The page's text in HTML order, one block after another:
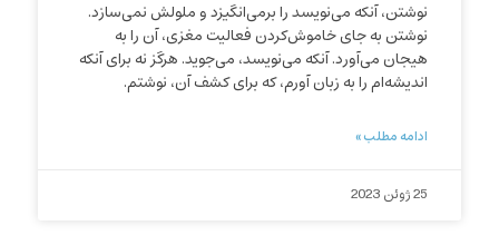
نوشتن، آنکه می‌نویسد را برمی‌انگیزد و ملولش نمی‌سازد.
نوشتن به جای خاموش‌کردن فعالیت مغزی، آن را به
هیجان می‌آورد. آنکه می‌نویسد، می‌جوید. هرگز نه برای آنکه
اندیشه‌ام را به زبان آورم، که برای کشف آن، نوشتم.
ادامه مطلب »
25 ژوئن 2023